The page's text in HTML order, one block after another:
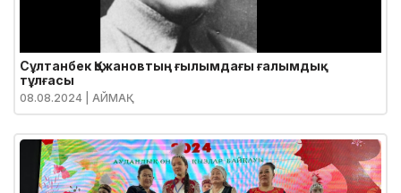
Сұлтанбек Қожановтың ғылымдағы ғалымдық
тұлғасы
08.08.2024 | АЙМАҚ